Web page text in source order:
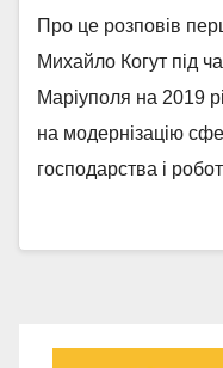
Про це розповів
Михайло Когут під
Маріуполя на 2019
на модернізацію
господарства і